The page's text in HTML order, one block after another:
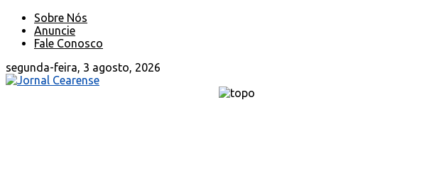
Sobre Nós
Anuncie
Fale Conosco
segunda-feira, 3 agosto, 2026